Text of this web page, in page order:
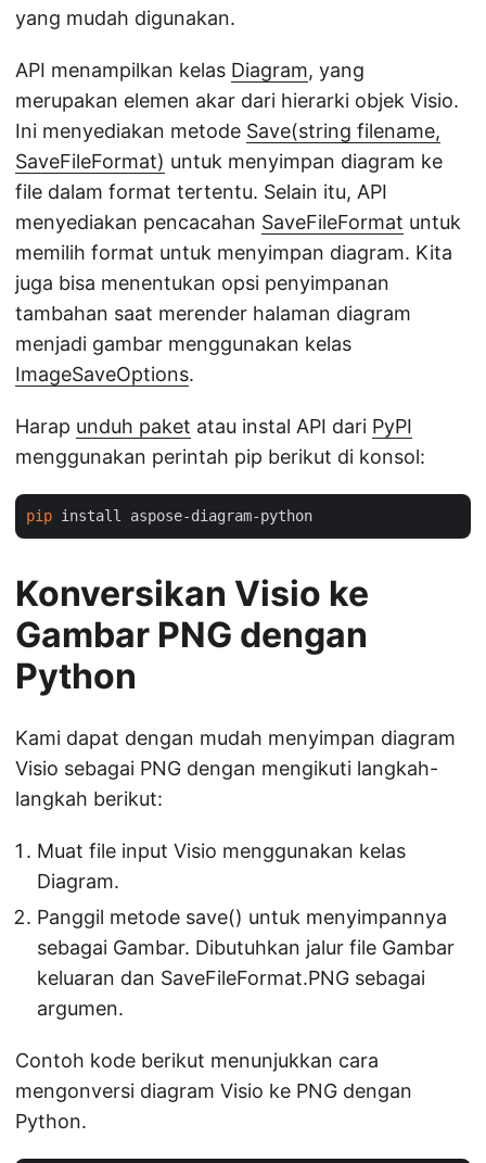
yang mudah digunakan.
API menampilkan kelas Diagram, yang
merupakan elemen akar dari hierarki objek Visio.
Ini menyediakan metode Save(string filename,
SaveFileFormat) untuk menyimpan diagram ke
file dalam format tertentu. Selain itu, API
menyediakan pencacahan SaveFileFormat untuk
memilih format untuk menyimpan diagram. Kita
juga bisa menentukan opsi penyimpanan
tambahan saat merender halaman diagram
menjadi gambar menggunakan kelas
ImageSaveOptions.
Harap unduh paket atau instal API dari PyPI
menggunakan perintah pip berikut di konsol:
pip
Konversikan Visio ke
Gambar PNG dengan
Python
Kami dapat dengan mudah menyimpan diagram
Visio sebagai PNG dengan mengikuti langkah-
langkah berikut:
Muat file input Visio menggunakan kelas
Diagram.
Panggil metode save() untuk menyimpannya
sebagai Gambar. Dibutuhkan jalur file Gambar
keluaran dan SaveFileFormat.PNG sebagai
argumen.
Contoh kode berikut menunjukkan cara
mengonversi diagram Visio ke PNG dengan
Python.